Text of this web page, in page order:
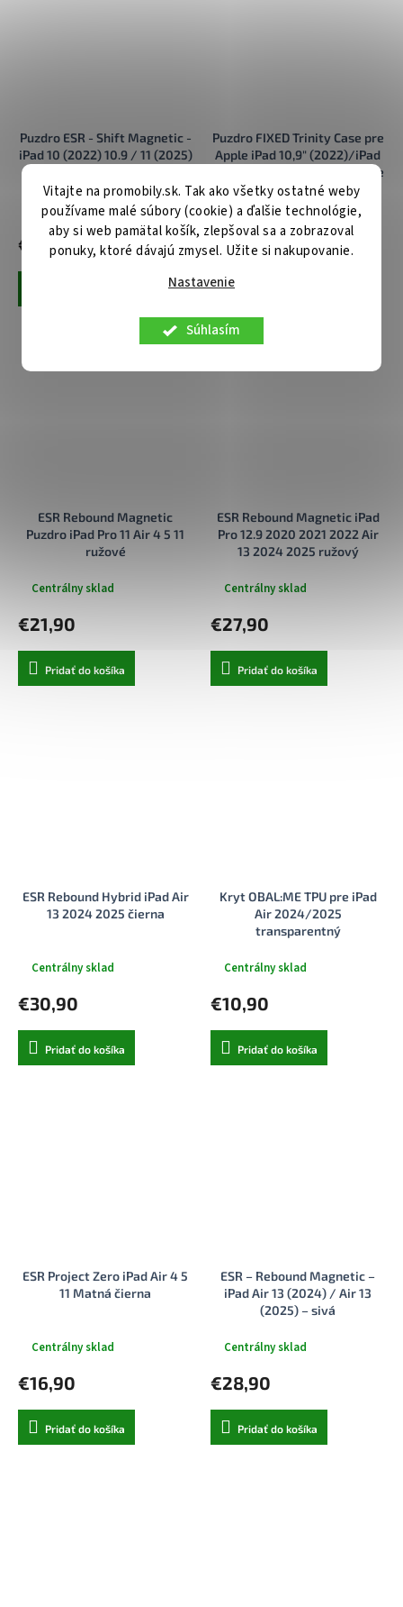
Vitajte na promobily.sk. Tak ako všetky ostatné weby
používame malé súbory (cookie) a ďalšie technológie,
aby si web pamätal košík, zlepšoval sa a zobrazoval
ponuky, ktoré dávajú zmysel. Užite si nakupovanie.
Nastavenie
Súhlasím
Puzdro ESR - Shift Magnetic -
iPad 10 (2022) 10.9 / 11 (2025)
Centrálny sklad
€46,90
Puzdro FIXED Trinity Case pre
Apple iPad 10,9" (2022)/iPad
11" (2025) so stojanom, čierne
Centrálny sklad
€36,90
ESR Rebound Magnetic
Puzdro iPad Pro 11 Air 4 5 11
ružové
Centrálny sklad
€21,90
Pridať do košíka
ESR Rebound Magnetic iPad
Pro 12.9 2020 2021 2022 Air
13 2024 2025 ružový
Centrálny sklad
€27,90
Pridať do košíka
ESR Rebound Hybrid iPad Air
13 2024 2025 čierna
Centrálny sklad
€30,90
Pridať do košíka
Kryt OBAL:ME TPU pre iPad
Air 2024/2025
transparentný
Centrálny sklad
€10,90
Pridať do košíka
ESR Project Zero iPad Air 4 5
11 Matná čierna
Centrálny sklad
€16,90
Pridať do košíka
ESR – Rebound Magnetic –
iPad Air 13 (2024) / Air 13
(2025) – sivá
Centrálny sklad
€28,90
Pridať do košíka